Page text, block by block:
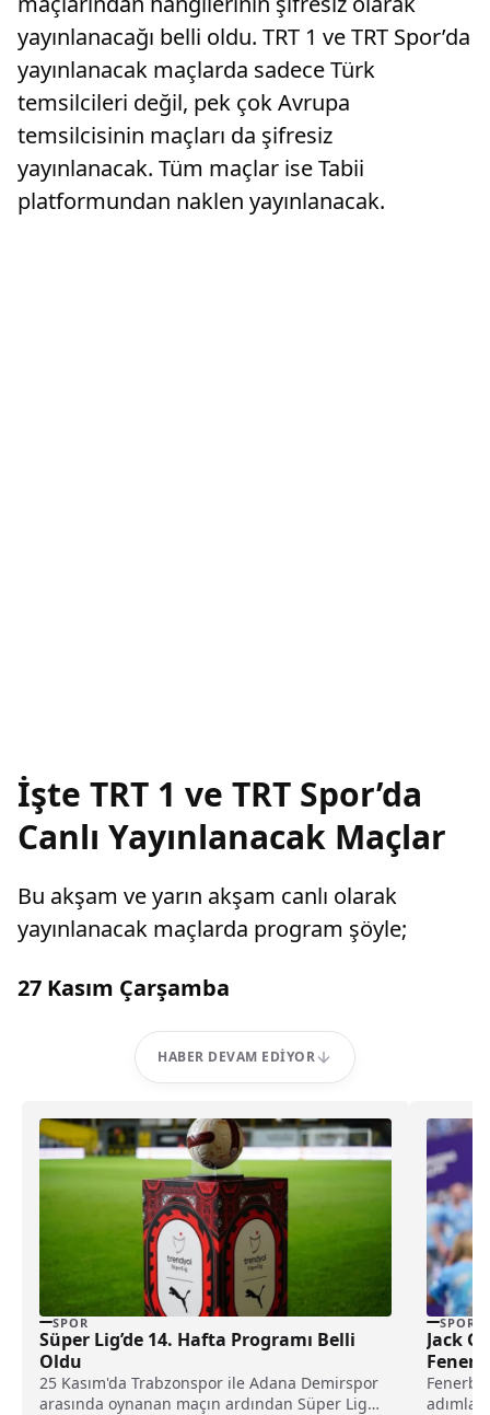
yayınlanacağı belli oldu. TRT 1 ve TRT Spor’da
yayınlanacak maçlarda sadece Türk
temsilcileri değil, pek çok Avrupa
temsilcisinin maçları da şifresiz
yayınlanacak. Tüm maçlar ise Tabii
platformundan naklen yayınlanacak.
İşte TRT 1 ve TRT Spor’da
Canlı Yayınlanacak Maçlar
Bu akşam ve yarın akşam canlı olarak
yayınlanacak maçlarda program şöyle;
27 Kasım Çarşamba
HABER DEVAM EDIYOR
SPOR
Süper Lig’de 14. Hafta Programı Belli
Oldu
25 Kasım'da Trabzonspor ile Adana Demirspor
arasında oynanan maçın ardından Süper Lig
SPOR
Jack